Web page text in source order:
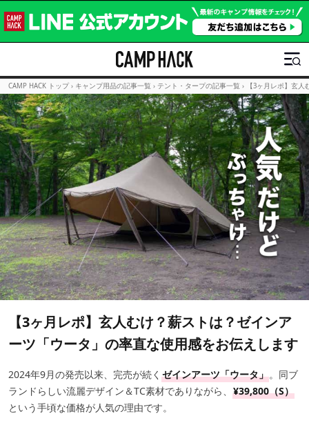
CAMP HACK トップ › キャンプ用品の記事一覧 › テント・タープの記事一覧 › 【3ヶ月レポ】玄
【3ヶ月レポ】玄人むけ？薪ストは？ゼインア
ーツ「ウータ」の率直な使用感をお伝えします
2024年9月の発売以来、完売が続く ゼインアーツ「ウータ」。同ブ
ランドらしい流麗デザイン＆TC素材でありながら、 ¥39,800（S）
という手頃な価格が人気の理由です。